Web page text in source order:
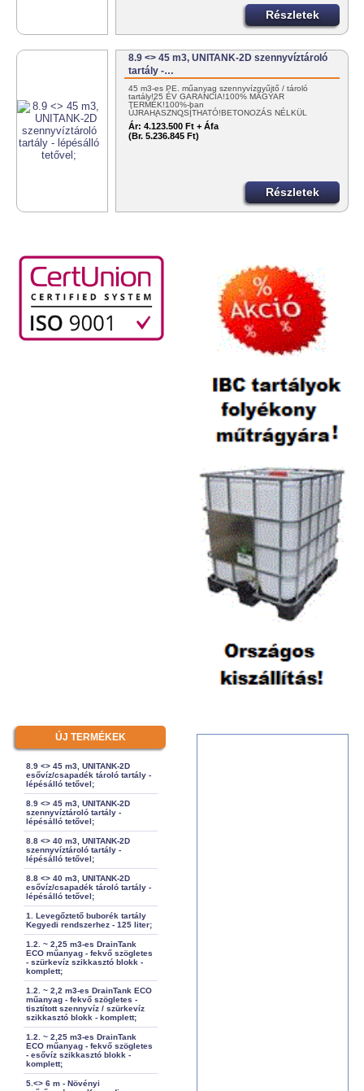
Részletek
8.9 <> 45 m3, UNITANK-2D szennyvíztároló
tartály -…
45 m3-es PE. műanyag szennyvízgyűjtő / tároló
tartály!25 ÉV GARANCIA!100% MAGYAR
TERMÉK!100%-ban
ÚJRAHASZNOSÍTHATÓ!BETONOZÁS NÉLKÜL
TELEPÍTHETŐ!ÉME…
Ár: 4.123.500 Ft + Áfa
(Br. 5.236.845 Ft)
Részletek
ÚJ TERMÉKEK
8.9 <> 45 m3, UNITANK-2D
esővíz/csapadék tároló tartály -
lépésálló tetővel;
8.9 <> 45 m3, UNITANK-2D
szennyvíztároló tartály -
lépésálló tetővel;
8.8 <> 40 m3, UNITANK-2D
szennyvíztároló tartály -
lépésálló tetővel;
8.8 <> 40 m3, UNITANK-2D
esővíz/csapadék tároló tartály -
lépésálló tetővel;
1. Levegőztető buborék tartály
Kegyedi rendszerhez - 125 liter;
1.2. ~ 2,25 m3-es DrainTank
ECO műanyag - fekvő szögletes
- szürkevíz szikkasztó blokk -
komplett;
1.2. ~ 2,2 m3-es DrainTank ECO
műanyag - fekvő szögletes -
tisztított szennyvíz / szürkevíz
szikkasztó blokk - komplett;
1.2. ~ 2,25 m3-es DrainTank
ECO műanyag - fekvő szögletes
- esővíz szikkasztó blokk -
komplett;
5.<> 6 m - Növényi